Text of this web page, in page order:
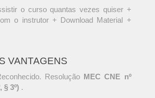
o curso quantas vezes quiser +
o instrutor + Download Material +
VANTAGENS
Resolução MEC CNE nº
§ 3º) .